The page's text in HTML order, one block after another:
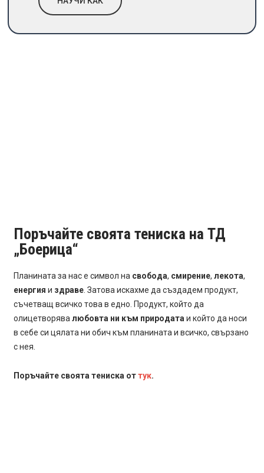
Поръчайте своята тениска на ТД
„Боерица“
Планината за нас е символ на свобода, смирение,лекота,
енергия и здраве . Затова искахме да създадем продукт,
съчетващ всичко това в едно. Продукт, който да
олицетворява любовта ни към природата и който да носи
в себе си цялата ни обич към планината и всичко, свързано
с нея.
Поръчайте своята тениска оттук.